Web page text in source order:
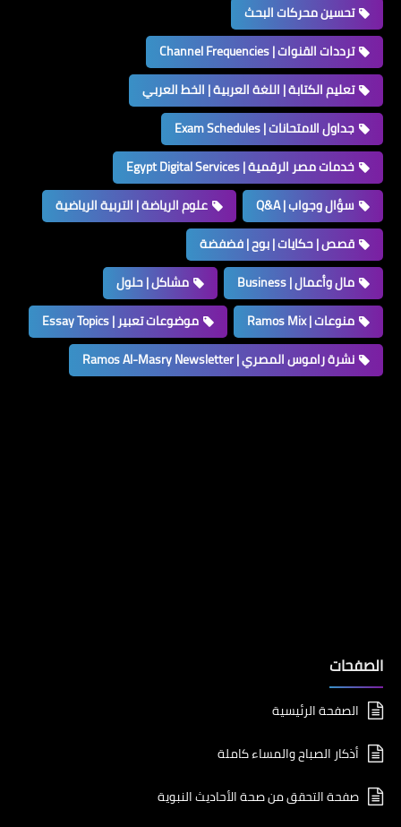
تحسين محركات البحث
ترددات القنوات | Channel Frequencies
تعليم الكتابة | اللغة العربية | الخط العربي
جداول الامتحانات | Exam Schedules
خدمات مصر الرقمية | Egypt Digital Services
سؤال وجواب | Q&A
علوم الرياضة | التربية الرياضية
قصص | حكايات | بوح | فضفضة
مال وأعمال | Business
مشاكل | حلول
منوعات | Ramos Mix
موضوعات تعبير | Essay Topics
نشرة راموس المصري | Ramos Al-Masry Newsletter
الصفحات
الصفحة الرئيسية
أذكار الصباح والمساء كاملة
صفحة التحقق من صحة الأحاديث النبوية